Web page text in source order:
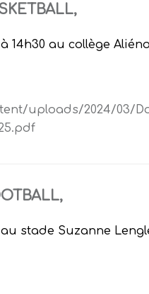
,
14h30 au collège
uploads/2024/03/
,
stade Suzanne